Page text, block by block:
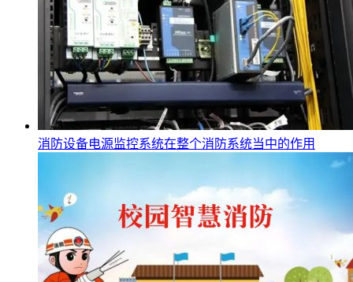
消防设备电源监控系统在整个消防系统当中的作用